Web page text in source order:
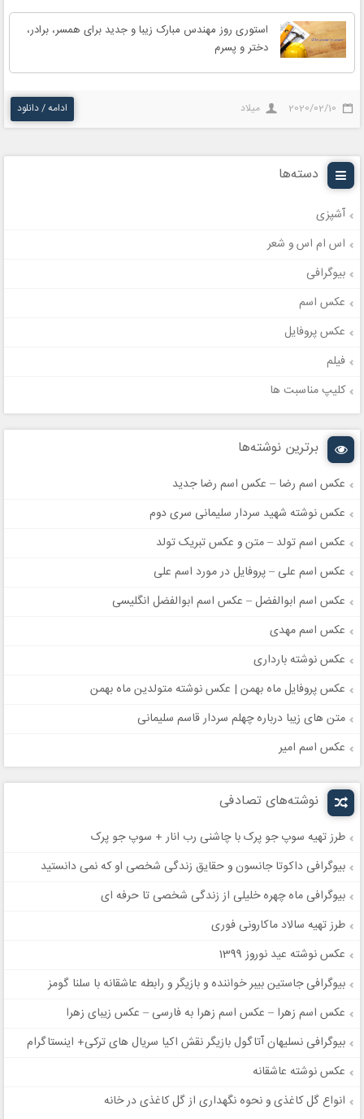
استوری روز مهندس مبارک زیبا و جدید برای همسر، برادر،
دختر و پسرم
2020/02/10 میلاد ادامه / دانلود
دسته‌ها
آشپزی
اس ام اس و شعر
بیوگرافی
عکس اسم
عکس پروفایل
فیلم
کلیپ مناسبت ها
برترین نوشته‌ها
عکس اسم رضا – عکس اسم رضا جدید
عکس نوشته شهید سردار سلیمانی سری دوم
عکس اسم تولد – متن و عکس تبریک تولد
عکس اسم علی – پروفایل در مورد اسم علی
عکس اسم ابوالفضل – عکس اسم ابوالفضل انگلیسی
عکس اسم مهدی
عکس نوشته بارداری
عکس پروفایل ماه بهمن | عکس نوشته متولدین ماه بهمن
متن های زیبا درباره چهلم سردار قاسم سلیمانی
عکس اسم امیر
نوشته‌های تصادفی
طرز تهیه سوپ جو پرک با چاشنی رب انار + سوپ جو پرک
بیوگرافی داکوتا جانسون و حقایق زندگی شخصی او که نمی دانستید
بیوگرافی ماه چهره خلیلی از زندگی شخصی تا حرفه ای
طرز تهیه سالاد ماکارونی فوری
عکس نوشته عید نوروز 1399
بیوگرافی جاستین بیبر خواننده و بازیگر و رابطه عاشقانه با سلنا گومز
عکس اسم زهرا – عکس اسم زهرا به فارسی – عکس زیبای زهرا
بیوگرافی نسلیهان آتاگول بازیگر نقش اکیا سریال های ترکی+ اینستاگرام
عکس نوشته عاشقانه
انواع گل کاغذی و نحوه نگهداری از گل کاغذی در خانه